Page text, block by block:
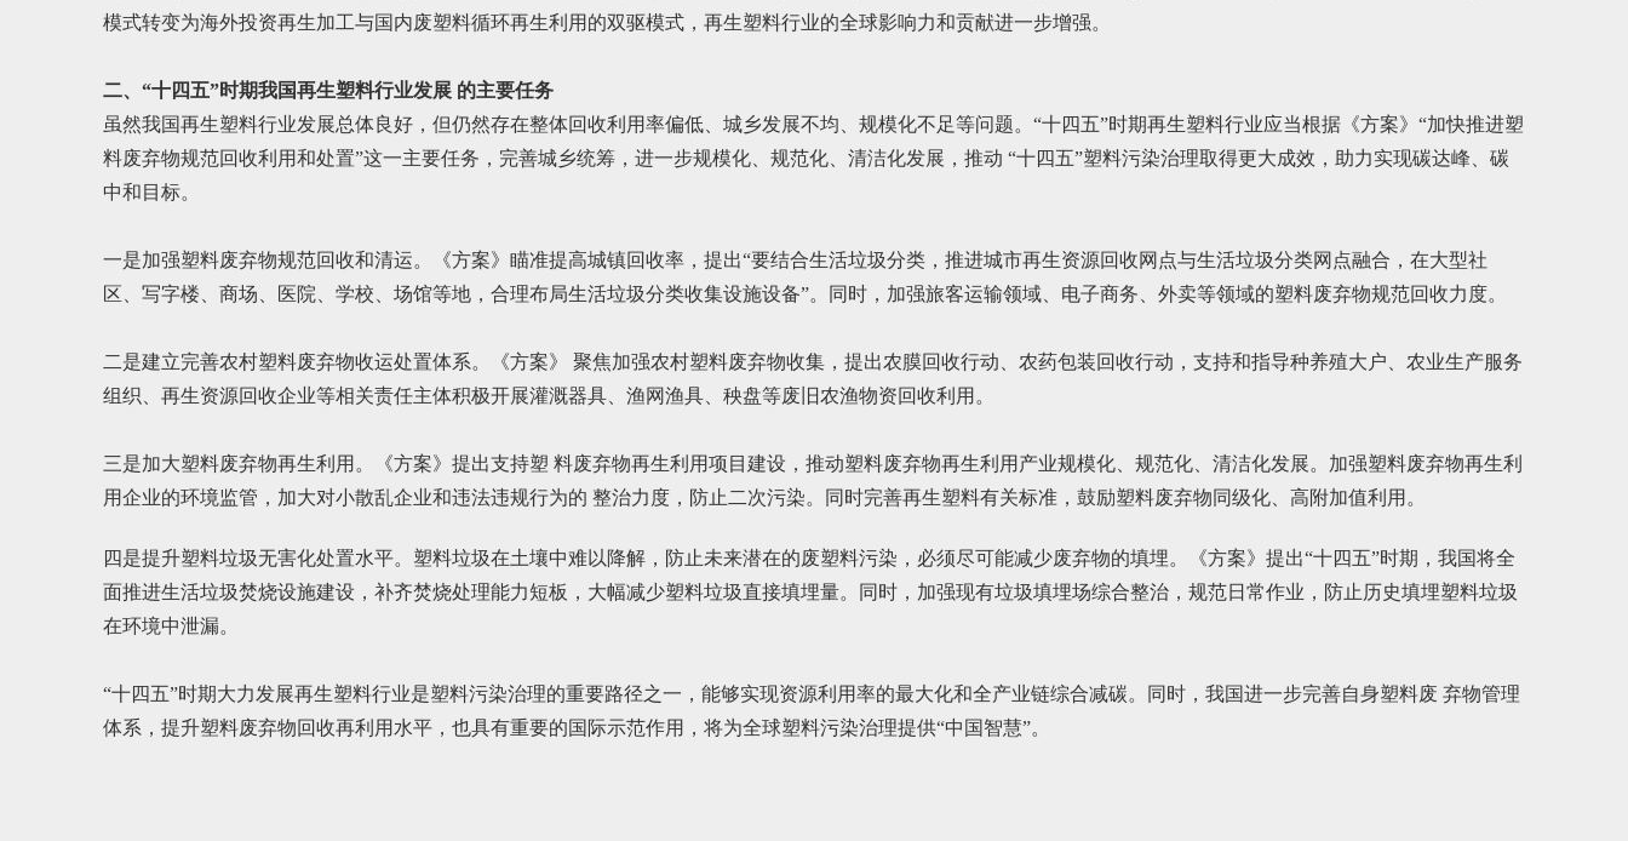
模式转变为海外投资再生加工与国内废塑料循环再生利用的双驱模式，再生塑料行业的全球影响力和贡献进一步增强。
二、“十四五”时期我国再生塑料行业发展 的主要任务
虽然我国再生塑料行业发展总体良好，但仍然存在整体回收利用率偏低、城乡发展不均、规模化不足等问题。“十四五”时期再生塑料行业应当根据《方案》“加快推进塑
料废弃物规范回收利用和处置”这一主要任务，完善城乡统筹，进一步规模化、规范化、清洁化发展，推动 “十四五”塑料污染治理取得更大成效，助力实现碳达峰、碳
中和目标。
一是加强塑料废弃物规范回收和清运。《方案》瞄准提高城镇回收率，提出“要结合生活垃圾分类，推进城市再生资源回收网点与生活垃圾分类网点融合，在大型社
区、写字楼、商场、医院、学校、场馆等地，合理布局生活垃圾分类收集设施设备”。同时，加强旅客运输领域、电子商务、外卖等领域的塑料废弃物规范回收力度。
二是建立完善农村塑料废弃物收运处置体系。《方案》 聚焦加强农村塑料废弃物收集，提出农膜回收行动、农药包装回收行动，支持和指导种养殖大户、农业生产服务
组织、再生资源回收企业等相关责任主体积极开展灌溉器具、渔网渔具、秧盘等废旧农渔物资回收利用。
三是加大塑料废弃物再生利用。《方案》提出支持塑 料废弃物再生利用项目建设，推动塑料废弃物再生利用产业规模化、规范化、清洁化发展。加强塑料废弃物再生利
用企业的环境监管，加大对小散乱企业和违法违规行为的 整治力度，防止二次污染。同时完善再生塑料有关标准，鼓励塑料废弃物同级化、高附加值利用。
四是提升塑料垃圾无害化处置水平。塑料垃圾在土壤中难以降解，防止未来潜在的废塑料污染，必须尽可能减少废弃物的填埋。《方案》提出“十四五”时期，我国将全
面推进生活垃圾焚烧设施建设，补齐焚烧处理能力短板，大幅减少塑料垃圾直接填埋量。同时，加强现有垃圾填埋场综合整治，规范日常作业，防止历史填埋塑料垃圾
在环境中泄漏。
“十四五”时期大力发展再生塑料行业是塑料污染治理的重要路径之一，能够实现资源利用率的最大化和全产业链综合减碳。同时，我国进一步完善自身塑料废 弃物管理
体系，提升塑料废弃物回收再利用水平，也具有重要的国际示范作用，将为全球塑料污染治理提供“中国智慧”。